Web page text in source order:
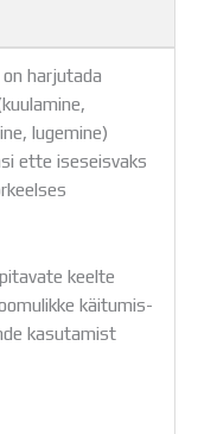
harjutada
lugemine)
ette iseseisvaks
keelte
käitumis-
kasutamist